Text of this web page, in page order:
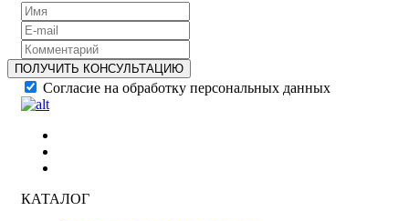
ПОЛУЧИТЬ КОНСУЛЬТАЦИЮ
Согласие на обработку персональных данных
КАТАЛОГ